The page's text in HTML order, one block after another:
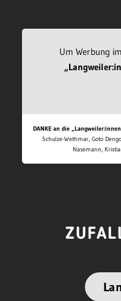
Um Werbung
DANKE an die
Schulze-Wethmar, Goto
Nasemann,